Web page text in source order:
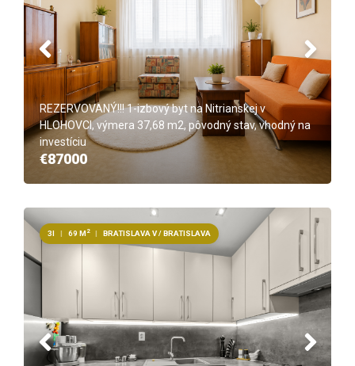
REZERVOVANÝ!!! 1-izbový byt na Nitrianskej v
HLOHOVCI, výmera 37,68 m2, pôvodný stav, vhodný na
investíciu
€87000
3I | 69 M 2 | BRATISLAVA V / BRATISLAVA